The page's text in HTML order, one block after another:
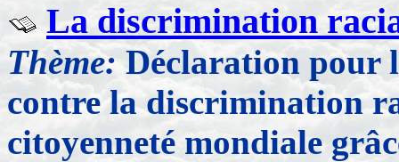
La discrimination
Thème:Déclaration pour
contre la discrimination
citoyenneté mondiale